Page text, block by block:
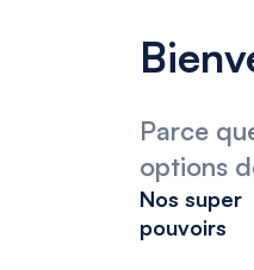
Parce
options
Nos super
pouvoirs